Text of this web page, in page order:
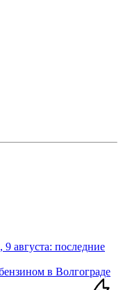
августа: последние
в Волгограде